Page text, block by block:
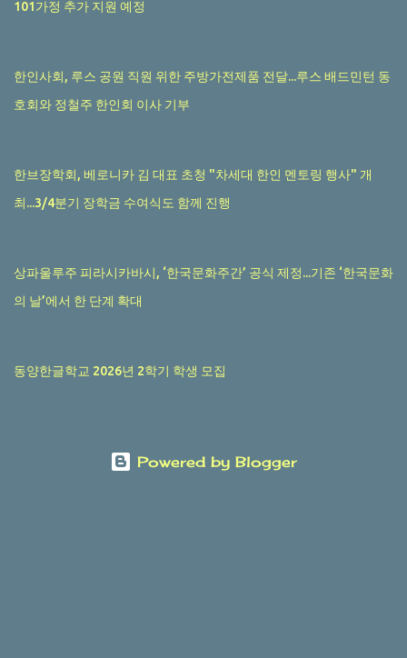
101가정 추가 지원 예정
한인사회, 루스 공원 직원 위한 주방가전제품 전달...루스 배드민턴 동
호회와 정철주 한인회 이사 기부
한브장학회, 베로니카 김 대표 초청 "차세대 한인 멘토링 행사" 개
최...3/4분기 장학금 수여식도 함께 진행
상파울루주 피라시카바시, ‘한국문화주간’ 공식 제정...기존 ‘한국문화
의 날’에서 한 단계 확대
동양한글학교 2026년 2학기 학생 모집
Powered by Blogger